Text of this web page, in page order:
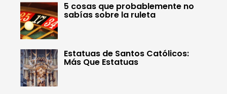
5 cosas que probablemente no
sabías sobre la ruleta
Estatuas de Santos Católicos:
Más Que Estatuas